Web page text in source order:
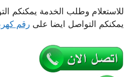
للاستعلام وطلب الخدمة يمكنكم
يمكنكم التواصل ايضا على رقم